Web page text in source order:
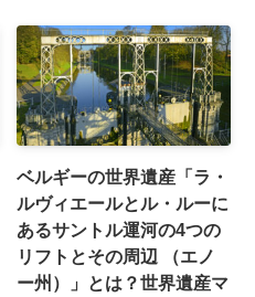
ベルギーの世界遺産「ラ・
ルヴィエールとル・ルーに
あるサントル運河の4つの
リフトとその周辺 （エノ
ー州）」とは？世界遺産マ